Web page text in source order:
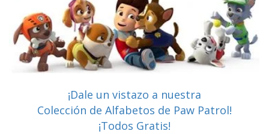
¡Dale un vistazo a nuestra
Colección de Alfabetos de Paw Patrol!
¡Todos Gratis!